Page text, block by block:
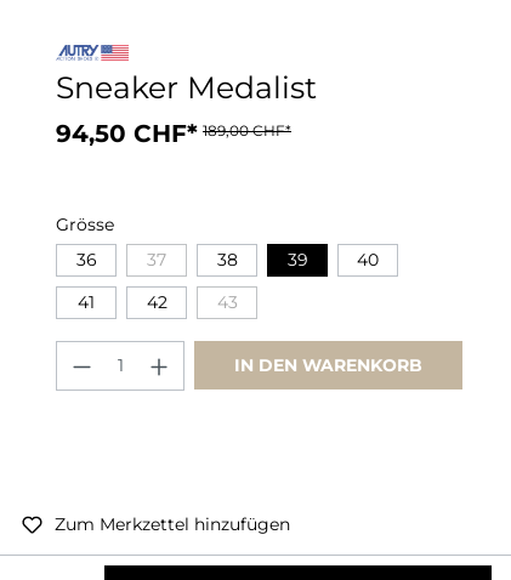
Sneaker Medalist
94,50 CHF* 189,00 CHF*
Grösse
36
37 38 39
40
41
42 43
IN DEN WARENKORB
Zum Merkzettel hinzufügen